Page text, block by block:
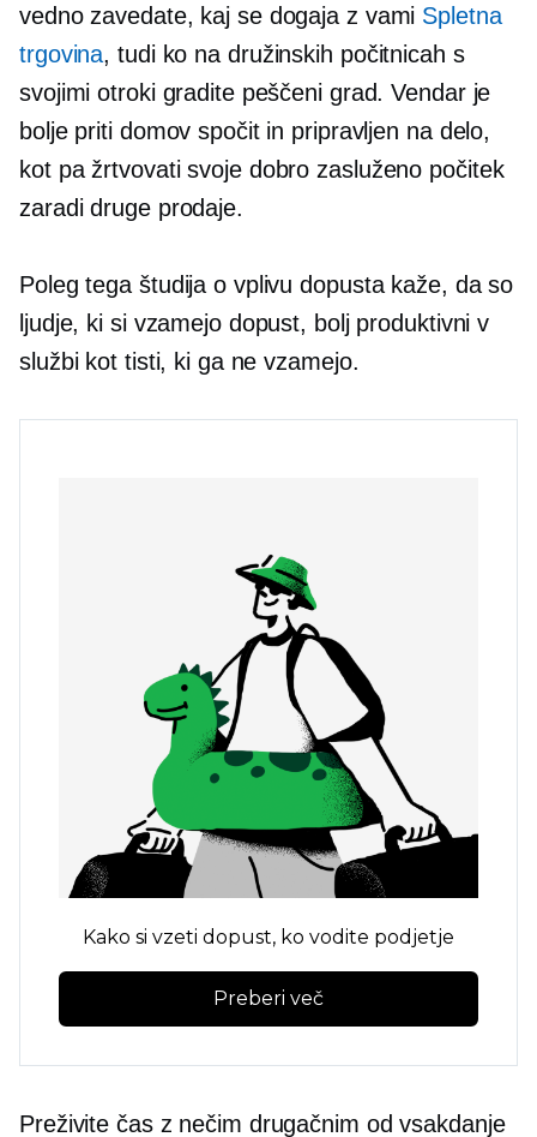
vedno zavedate, kaj se dogaja z vami Spletna
trgovina, tudi ko na družinskih počitnicah s
svojimi otroki gradite peščeni grad. Vendar je
bolje priti domov spočit in pripravljen na delo,
kot pa žrtvovati svoje dobro zasluženo počitek
zaradi druge prodaje.
Poleg tega študija o vplivu dopusta kaže, da so
ljudje, ki si vzamejo dopust, bolj produktivni v
službi kot tisti, ki ga ne vzamejo.
Kako si vzeti dopust, ko vodite podjetje
Preberi več
Preživite čas z nečim drugačnim od vsakdanje